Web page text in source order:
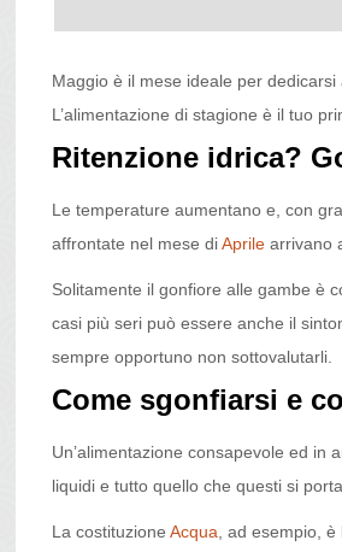
Maggio è il mese ideale per
L’alimentazione di stagione è il tuo
Ritenzione idrica?
Le temperature aumentano e, con
affrontate nel mese diAprile arrivano
Solitamente il gonfiore alle gambe è
casi più seri può essere anche il
sempre opportuno non sottovalutarli.
Come sgonfiarsi e
Un’alimentazione consapevole ed in
liquidi e tutto quello che questi si
La costituzioneAcqua, ad esempio,